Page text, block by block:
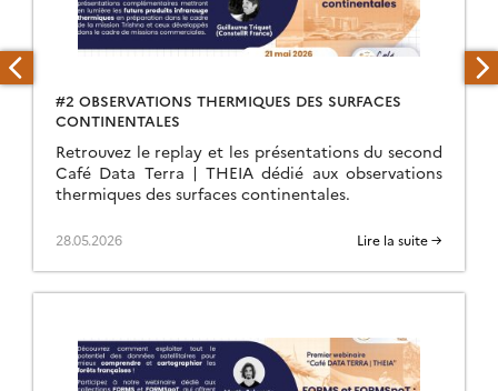
#2 OBSERVATIONS THERMIQUES DES SURFACES
CONTINENTALES
Retrouvez le replay et les présentations du second
Café Data Terra | THEIA dédié aux observations
thermiques des surfaces continentales.
28.05.2026 Lire la suite →